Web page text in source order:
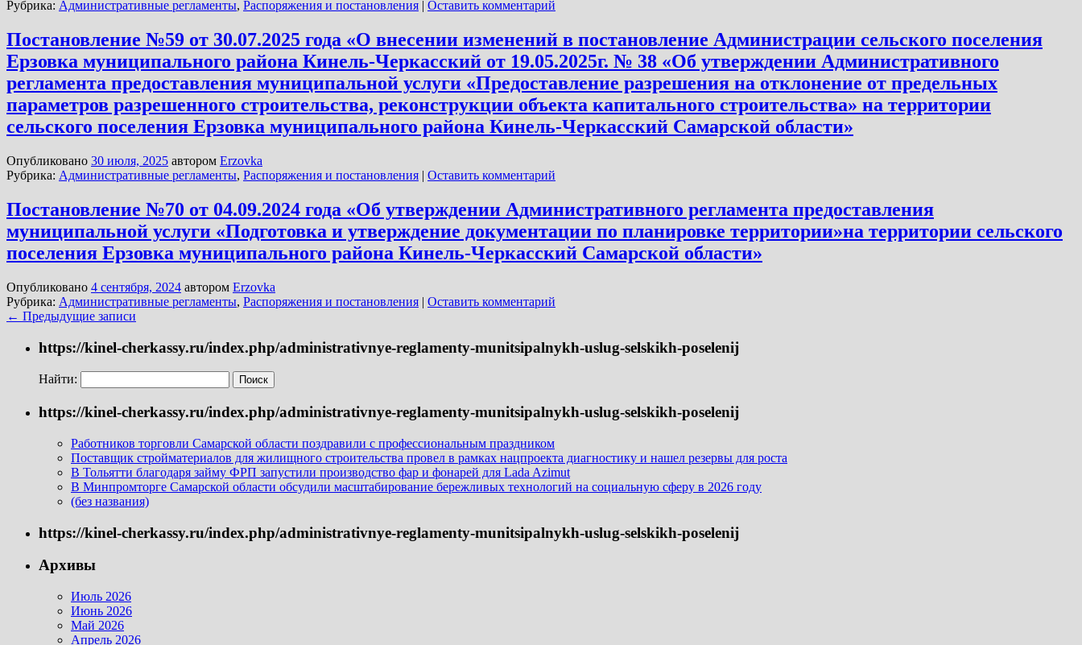
Рубрика: Административные регламенты, Распоряжения и постановления | Оставить комментарий
Постановление №59 от 30.07.2025 года «О внесении изменений в постановление Администрации сельского поселения
Ерзовка муниципального района Кинель-Черкасский от 19.05.2025г. № 38 «Об утверждении Административного
регламента предоставления муниципальной услуги «Предоставление разрешения на отклонение от предельных
параметров разрешенного строительства, реконструкции объекта капитального строительства» на территории
сельского поселения Ерзовка муниципального района Кинель-Черкасский Самарской области»
Опубликовано 30 июля, 2025 автором Erzovka
Рубрика: Административные регламенты, Распоряжения и постановления | Оставить комментарий
Постановление №70 от 04.09.2024 года «Об утверждении Административного регламента предоставления
муниципальной услуги «Подготовка и утверждение документации по планировке территории»на территории сельского
поселения Ерзовка муниципального района Кинель-Черкасский Самарской области»
Опубликовано 4 сентября, 2024 автором Erzovka
Рубрика: Административные регламенты, Распоряжения и постановления | Оставить комментарий
← Предыдущие записи
https://kinel-cherkassy.ru/index.php/administrativnye-reglamenty-munitsipalnykh-uslug-selskikh-poselenij
Найти:
https://kinel-cherkassy.ru/index.php/administrativnye-reglamenty-munitsipalnykh-uslug-selskikh-poselenij
Работников торговли Самарской области поздравили с профессиональным праздником
Поставщик стройматериалов для жилищного строительства провел в рамках нацпроекта диагностику и нашел резервы для роста
В Тольятти благодаря займу ФРП запустили производство фар и фонарей для Lada Azimut
В Минпромторге Самарской области обсудили масштабирование бережливых технологий на социальную сферу в 2026 году
(без названия)
https://kinel-cherkassy.ru/index.php/administrativnye-reglamenty-munitsipalnykh-uslug-selskikh-poselenij
Архивы
Июль 2026
Июнь 2026
Май 2026
Апрель 2026